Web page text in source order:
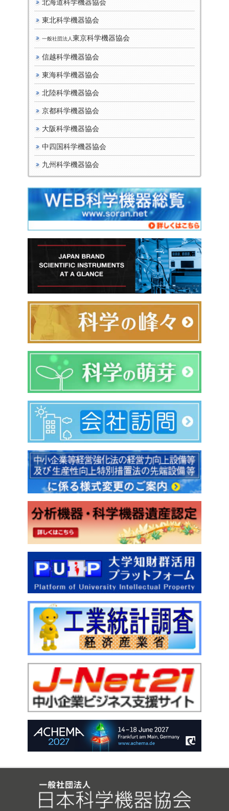
北海道科学機器協会
東北科学機器協会
一般社団法人 東京科学機器協会
信越科学機器協会
東海科学機器協会
北陸科学機器協会
京都科学機器協会
大阪科学機器協会
中四国科学機器協会
九州科学機器協会